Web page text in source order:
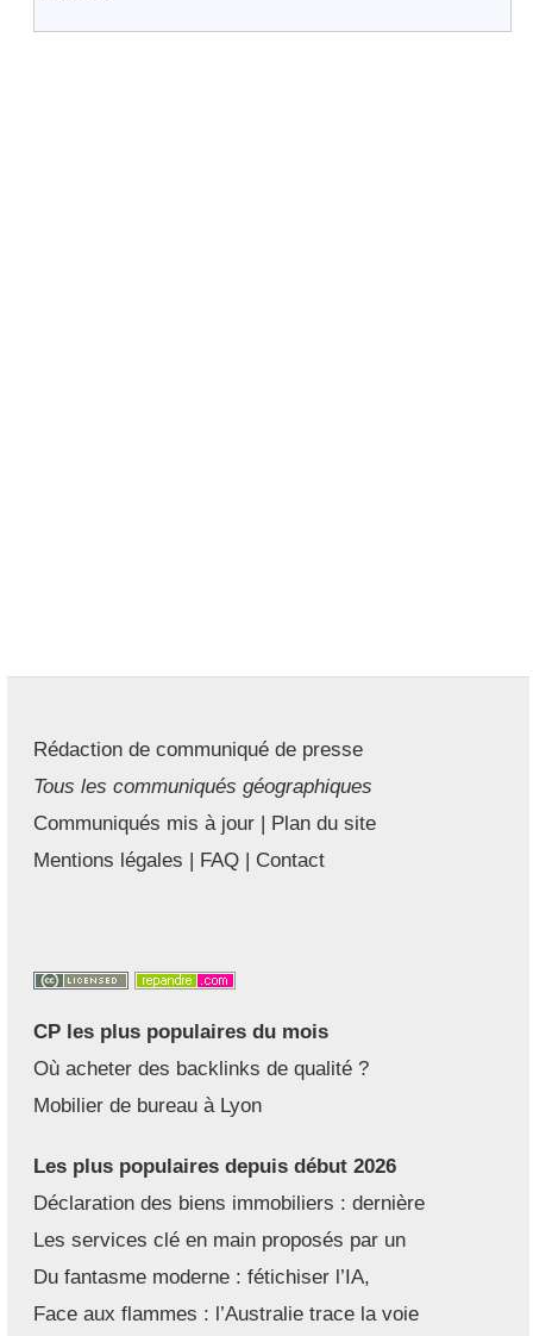
Rédaction de communiqué de presse
Tous les communiqués géographiques
Communiqués mis à jour | Plan du site
Mentions légales | FAQ | Contact
CP les plus populaires du mois
Où acheter des backlinks de qualité ?
Mobilier de bureau à Lyon
Les plus populaires depuis début 2026
Déclaration des biens immobiliers : dernière
Les services clé en main proposés par un
Du fantasme moderne : fétichiser l’IA,
Face aux flammes : l’Australie trace la voie